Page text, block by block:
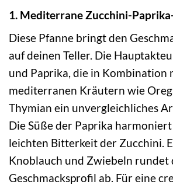
1. Mediterrane Zucchini-
Diese Pfanne bringt den
auf deinen Teller. Die
und Paprika, die in Kombination
mediterranen Kräutern wie
Thymian ein unvergleichliches
Die Süße der Paprika
leichten Bitterkeit der Zucchini.
Knoblauch und Zwiebeln rundet
Geschmacksprofil ab. Für eine